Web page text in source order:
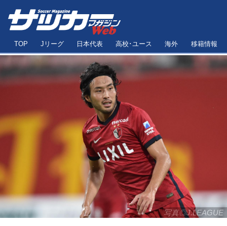
TOP Jリーグ 日本代表 高校･ユース 海外 移籍情報
写真◎J.LEAGUE